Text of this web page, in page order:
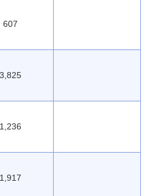
607
3,825
1,236
1,917